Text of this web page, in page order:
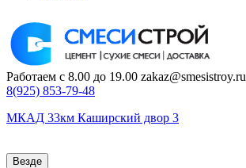
Работаем с 8.00 до 19.00 zakaz@smesistroy.ru
8(925) 853-79-48
МКАД 33км Каширский двор 3
Везде